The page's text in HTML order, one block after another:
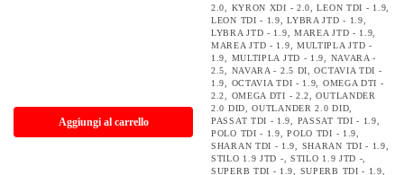
Aggiungi al carrello
2.0 KYRON XDI - 2.0 ,LEON TDI - 1.9
LEON TDI - 1.9 ,LYBRA JTD - 1.9
LYBRA JTD - 1.9
MAREA JTD - 1.9
MAREA JTD - 1.9
MULTIPLA JTD -
1.9
MULTIPLA JTD - 1.9
NAVARA -
2.5
NAVARA - 2.5 DI ,OCTAVIA TDI -
1.9
OCTAVIA TDI - 1.9
OMEGA DTI -
2.2
OMEGA DTI - 2.2 ,OUTLANDER
2.0 DID ,OUTLANDER 2.0 DID
PASSAT TDI - 1.9
PASSAT TDI - 1.9
POLO TDI - 1.9 ,POLO TDI - 1.9
SHARAN TDI - 1.9
SHARAN TDI - 1.9
STILO 1.9 JTD -
STILO 1.9 JTD -
SUPERB TDI - 1.9
SUPERB TDI - 1.9